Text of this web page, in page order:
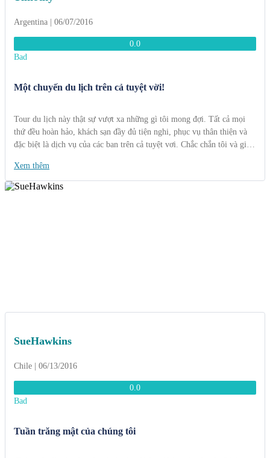
Argentina | 06/07/2016
0.0
Bad
Một chuyến du lịch trên cả tuyệt vời!
Tour du lịch này thật sự vượt xa những gì tôi mong đợi. Tất cả mọi
thứ đều hoàn hảo, khách sạn đầy đủ tiện nghi, phục vụ thân thiện và
đặc biệt là dịch vụ của các ban trên cả tuyệt vơi. Chắc chắn tôi và gia
Xem thêm
SueHawkins
Chile | 06/13/2016
0.0
Bad
Tuần trăng mật của chúng tôi